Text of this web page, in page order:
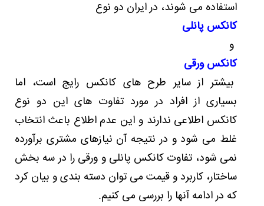
ارائه
می
شود.
استفاده می شوند، در ایران دو نوع
کانکس پانلی
و
کانکس ورقی
بیشتر از سایر طرح های کانکس رایج است، اما
بسیاری از افراد در مورد تفاوت های این دو نوع
کانکس اطلاعی ندارند و این عدم اطلاع باعث انتخاب
غلط می شود و در نتیجه آن نیازهای مشتری برآورده
نمی شود، تفاوت کانکس پانلی و ورقی را در سه بخش
ساختار، کاربرد و قیمت می توان دسته بندی و بیان کرد
که در ادامه آنها را بررسی می کنیم.